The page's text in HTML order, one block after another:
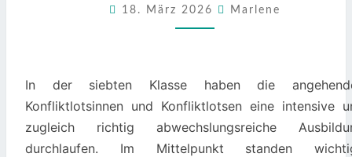
ERFOLGREICH
ABGESCHLOSSEN
18. März 2026 Marlene
In der siebten Klasse haben die
Konfliktlotsinnen und Konfliktlotsen eine intensive
zugleich richtig abwechslungsreiche
durchlaufen. Im Mittelpunkt standen